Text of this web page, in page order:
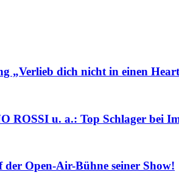
dich nicht in einen
u. a.: Top Schlager bei
Open-Air-Bühne seiner Show!